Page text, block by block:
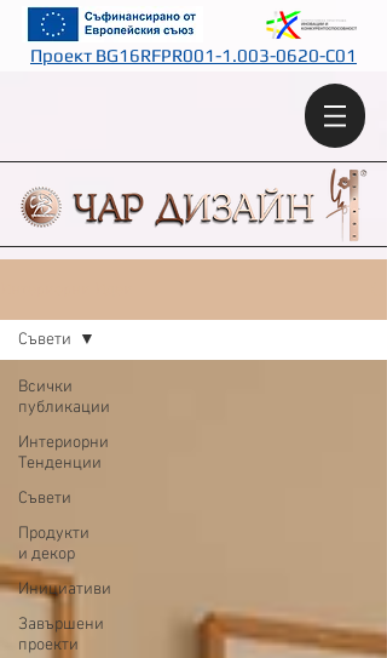
Проект BG16RFPR001-1.003-0620-C01
Всички
публикации
Интериорни
Тенденции
Съвети
Продукти
и декор
Инициативи
Завършени
проекти
Съвети